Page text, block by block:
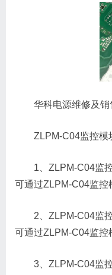
华科电源维修及销
ZLPM-C04监控模
1、ZLPM-C04监
可通过ZLPM-C04监控
2、ZLPM-C04监
可通过ZLPM-C04监控
3、ZLPM-C04监